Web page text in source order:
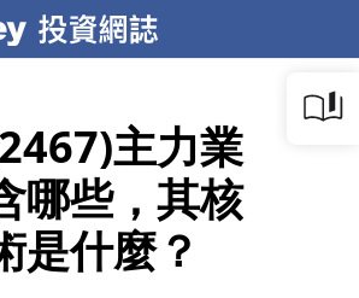
主力業
哪些，其核
是什麼？